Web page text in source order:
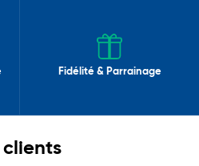
Fidélité & Parrainage
clients